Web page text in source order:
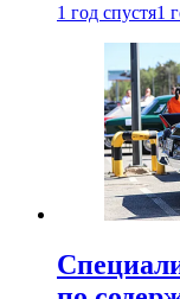
1 год спустя1